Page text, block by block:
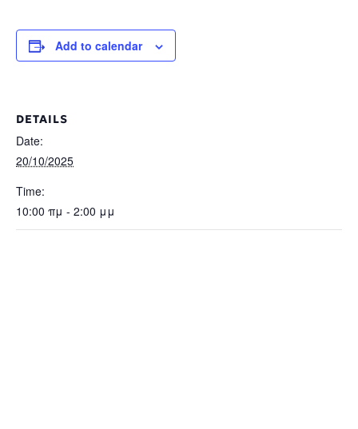
Add to calendar
DETAILS
Date:
20/10/2025
Time:
10:00 πμ - 2:00 μμ